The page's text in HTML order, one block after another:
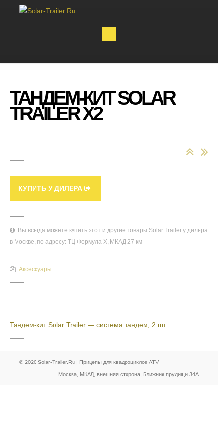
ТАНДЕМ-КИТ SOLAR
TRAILER Х2
КУПИТЬ У ДИЛЕРА
Вы всегда можете купить этот и другие товары Solar Trailer у дилера
в Москве, по адресу: ТЦ Формула Х, МКАД 27 км
Аксессуары
Тандем-кит Solar Trailer — система тандем, 2 шт.
© 2020 Solar-Trailer.Ru | Прицепы для квадроциклов ATV
Москва, МКАД, внешняя сторона, Ближние прудищи 34А